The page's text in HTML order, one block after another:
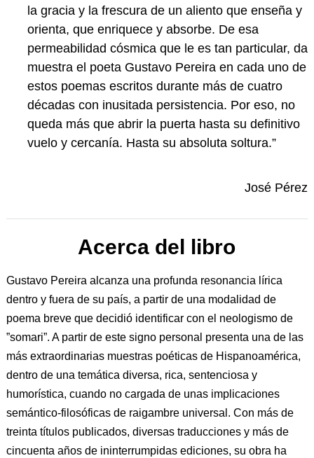
la gracia y la frescura de un aliento que enseña y
orienta, que enriquece y absorbe. De esa
permeabilidad cósmica que le es tan particular, da
muestra el poeta Gustavo Pereira en cada uno de
estos poemas escritos durante más de cuatro
décadas con inusitada persistencia. Por eso, no
queda más que abrir la puerta hasta su definitivo
vuelo y cercanía. Hasta su absoluta soltura.”
José Pérez
Acerca del libro
Gustavo Pereira alcanza una profunda resonancia lírica
dentro y fuera de su país, a partir de una modalidad de
poema breve que decidió identificar con el neologismo de
”somari”. A partir de este signo personal presenta una de las
más extraordinarias muestras poéticas de Hispanoamérica,
dentro de una temática diversa, rica, sentenciosa y
humorística, cuando no cargada de unas implicaciones
semántico-filosóficas de raigambre universal. Con más de
treinta títulos publicados, diversas traducciones y más de
cincuenta años de ininterrumpidas ediciones, su obra ha